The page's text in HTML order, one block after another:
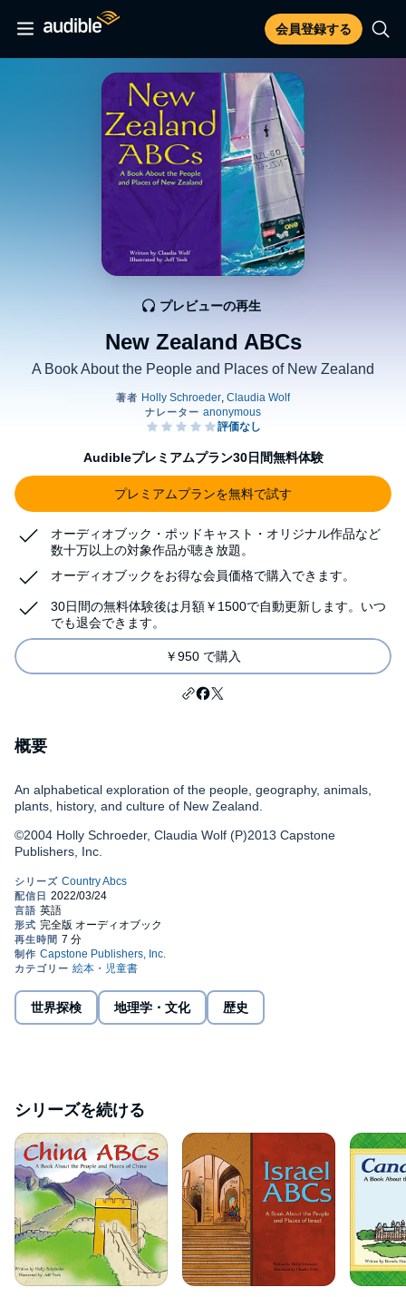
会員登録する
New Zealand ABCs
A Book About the People and Places of New Zealand
プレビューの再生
Audibleプレミアムプラン30日間無料体験
プレミアムプランを無料で試す
オーディオブック・ポッドキャスト・オリジナル作品など
数十万以上の対象作品が聴き放題。
オーディオブックをお得な会員価格で購入できます。
30日間の無料体験後は月額￥1500で自動更新します。いつ
でも退会できます。
￥950 で購入
概要
An alphabetical exploration of the people, geography, animals,
plants, history, and culture of New Zealand.
©2004 Holly Schroeder, Claudia Wolf (P)2013 Capstone
Publishers, Inc.
世界探検 地理学・文化 歴史
シリーズを続ける